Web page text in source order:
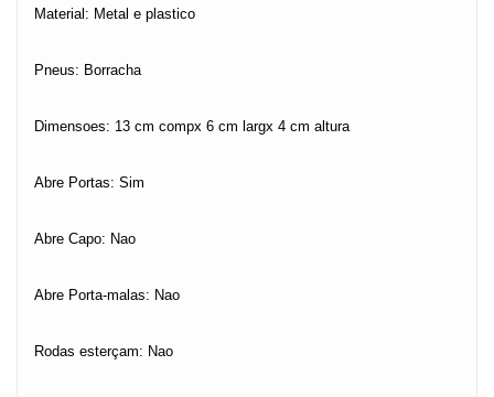
Material: Metal e plastico
Pneus: Borracha
Dimensoes: 13 cm compx 6 cm largx 4 cm altura
Abre Portas: Sim
Abre Capo: Nao
Abre Porta-malas: Nao
Rodas esterçam: Nao